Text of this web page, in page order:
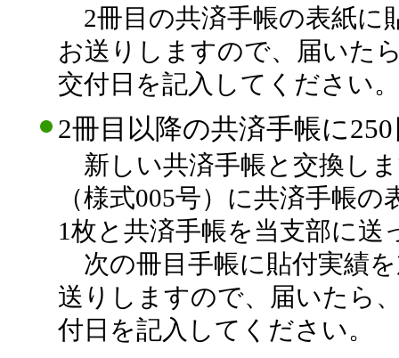
2冊目の共済手帳の表紙に
お送りしますので、届いた
交付日を記入してください。
2冊目以降の共済手帳に
新しい共済手帳と交換し
（様式005号）に共済手帳
1枚と共済手帳を当支部に送
次の冊目手帳に貼付実績
送りしますので、届いたら
付日を記入してください。